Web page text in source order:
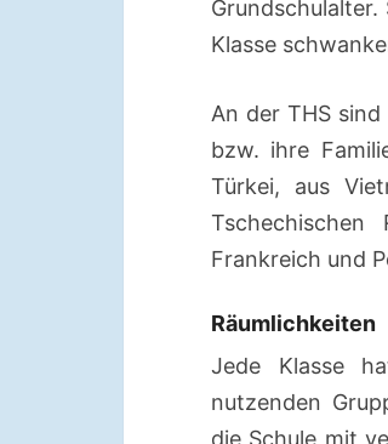
Klasse
An der THS
bzw. ihre
Türkei, aus
Tschechischen
Frankreich und
Räumlichkeiten
Jede Klasse
nutzenden
die Schule mit